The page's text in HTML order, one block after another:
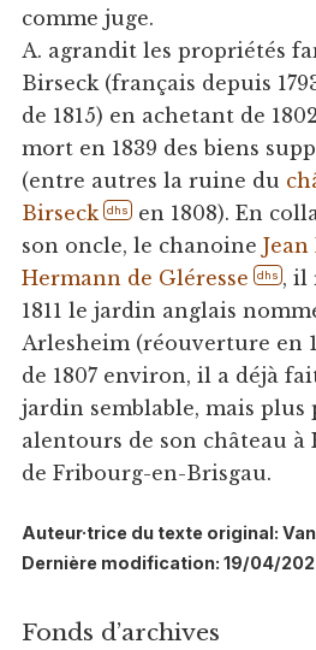
comme juge.
A. agrandit les propriétés
Birseck (français depuis
de 1815) en achetant de
mort en 1839 des biens
(entre autres la ruine du
Birseck
dhs en 1808). En
son oncle, le chanoine
Hermann de Gléresse
dhs , il
1811 le jardin anglais
Arlesheim (réouverture en
de 1807 environ, il a déjà
jardin semblable, mais plus
alentours de son château à
de Fribourg-en-Brisgau.
Auteur·trice du texte original:
Dernière modification: 19/04/
Fonds d’archives